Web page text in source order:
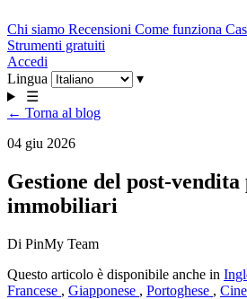
Chi siamo Recensioni Come funziona
Strumenti gratuiti
Accedi
Lingua
▾
☰
← Torna al blog
04 giu 2026
Gestione del post-
immobiliari
Di PinMy Team
Questo articolo è disponibile anche in
Francese , Giapponese , Portoghese ,